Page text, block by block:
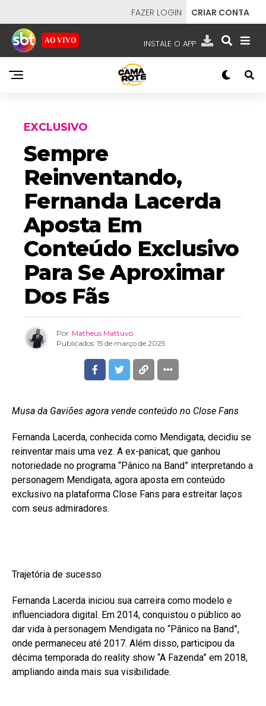
FAZER LOGIN CRIAR CONTA
AO VIVO INSTALE O APP
EMISSORAS
SBT- SISTEMA BRASILEIRO DE TELEVISÃO
EXCLUSIVO
Sempre
Reinventando,
Fernanda Lacerda
Aposta Em
Conteúdo Exclusivo
Para Se Aproximar
Dos Fãs
Por Matheus Mattuvo
Publicados 15 de março de 2025
Musa da Gaviões agora vende conteúdo no Close Fans
Fernanda Lacerda, conhecida como Mendigata, decidiu se
reinventar mais uma vez. A ex-panicat, que ganhou
notoriedade no programa “Pânico na Band” interpretando a
personagem Mendigata, agora aposta em conteúdo
exclusivo na plataforma Close Fans para estreitar laços
com seus admiradores.
Trajetória de sucesso
Fernanda Lacerda iniciou sua carreira como modelo e
influenciadora digital. Em 2014, conquistou o público ao
dar vida à personagem Mendigata no “Pânico na Band”,
onde permaneceu até 2017. Além disso, participou da
décima temporada do reality show “A Fazenda” em 2018,
ampliando ainda mais sua visibilidade.